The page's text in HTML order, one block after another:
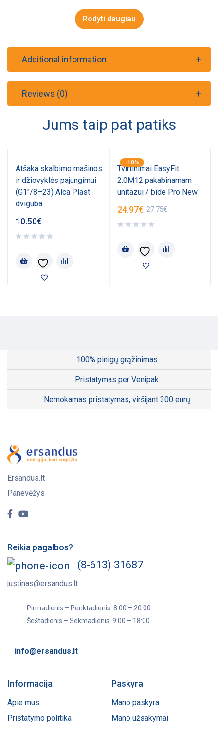
Rodyti daugiau
Additional information
Reviews (0)
Jums taip pat patiks
Atšaka skalbimo mašinos
ir džiovyklės pajungimui
(G1"/8–23) Alca Plast
dviguba
10.50€
-10%
Tvirtinimai EasyFit
2.0M12 pakabinamam
unitazui / bide Pro New
27.75€
24.97€
100% pinigų grąžinimas
Pristatymas per Venipak
Nemokamas pristatymas, viršijant 300 eurų
Ersandus.lt
Panevėžys
Reikia pagalbos?
(8-613) 31687
justinas@ersandus.lt
Pirmadienis – Penktadienis: 8:00 – 20:00
Šeštadienis – Sekmadienis: 9:00 – 18:00
info@ersandus.lt
Informacija
Apie mus
Pristatymo politika
Paskyra
Mano paskyra
Mano užsakymai